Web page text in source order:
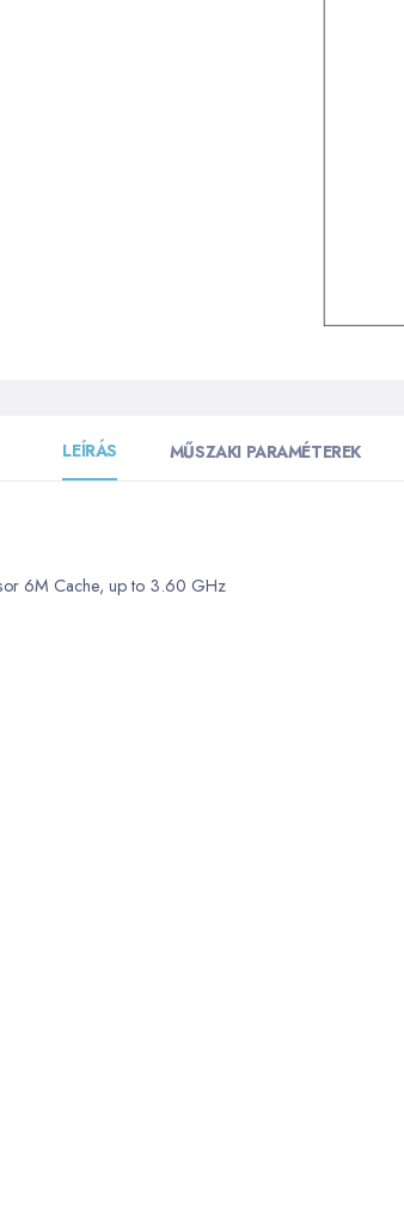
LEÍRÁS MŰSZAKI PARAMÉTEREK
6M Cache, up to 3.60 GHz